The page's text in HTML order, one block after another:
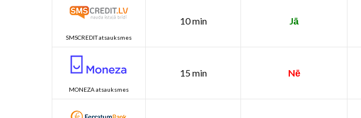
SMSCREDIT atsauksmes
10 min Jā
MONEZA atsauksmes
15 min Nē